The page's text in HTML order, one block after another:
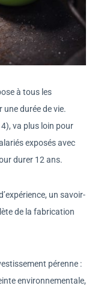
à tous les
durée de vie.
va plus loin pour
exposés avec
durer 12 ans.
un savoir-
de la fabrication
pérenne :
environnementale,